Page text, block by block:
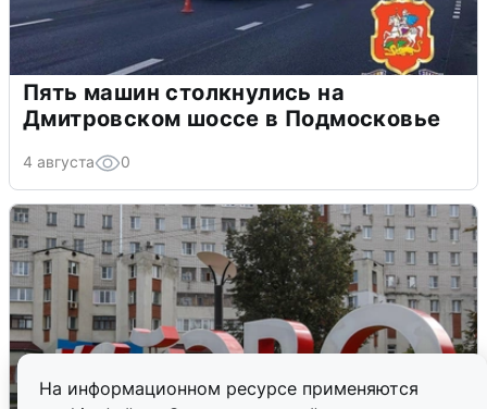
На информационном ресурсе применяются
Пять машин столкнулись на
Дмитровском шоссе в Подмосковье
4 августа 0